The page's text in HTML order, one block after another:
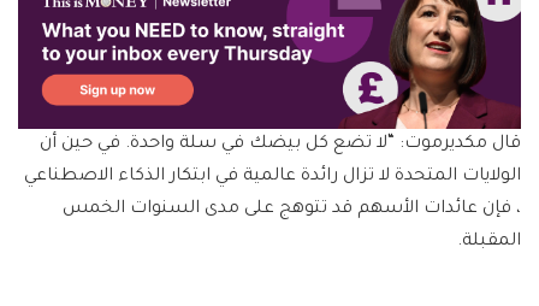
قال مكديرموت: “لا تضع كل بيضك في سلة واحدة. في حين أن
الولايات المتحدة لا تزال رائدة عالمية في ابتكار الذكاء الاصطناعي
، فإن عائدات الأسهم قد تتوهج على مدى السنوات الخمس
المقبلة.